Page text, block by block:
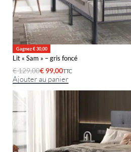
Gagnez € 30,00
Lit « Sam » – gris foncé
€129,00€ 99,00TTC
Ajouter au panier